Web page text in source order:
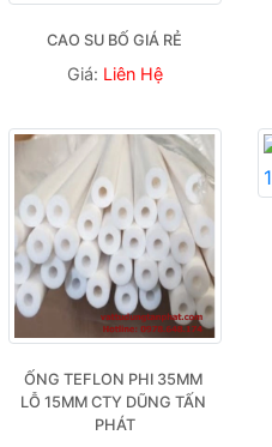
CAO SU BỐ GIÁ RẺ
Giá: Liên Hệ
ỐNG TEFLON PHI 35MM
LỖ 15MM CTY DŨNG TẤN
PHÁT